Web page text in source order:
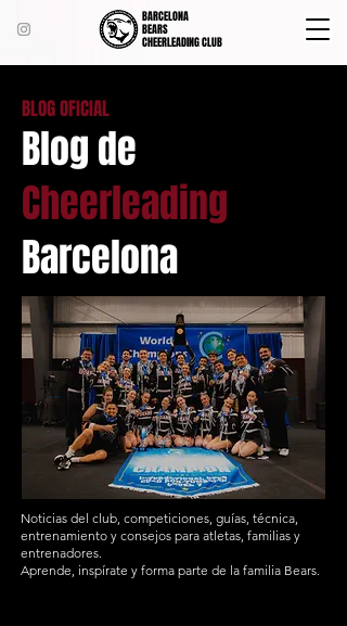
BARCELONA
BEARS
CHEERLEADING CLUB
BLOG OFICIAL
Blog de
Cheerleading
Barcelona
Noticias del club, competiciones, guías, técnica,
entrenamiento y consejos para atletas, familias y
entrenadores.
Aprende, inspírate y forma parte de la familia Bears.